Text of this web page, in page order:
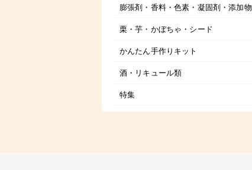
膨張剤・香料・色素・凝固剤・添加物
栗・芋・かぼちゃ・シード
かんたん手作りキット
酒・リキュール類
特集